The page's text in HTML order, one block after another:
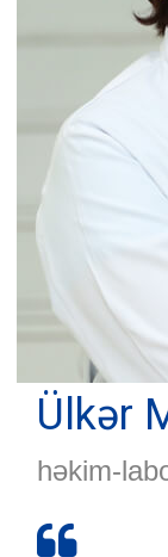
Ülkər
həkim-
